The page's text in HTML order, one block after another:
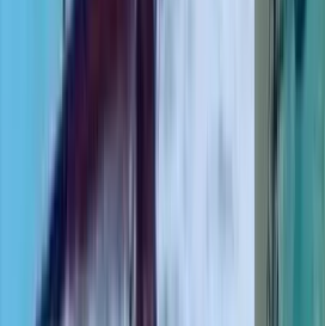
টানা বর্ষণে বরিশাল-
খানাখন্দ, ঝুঁকিপূর্ণ